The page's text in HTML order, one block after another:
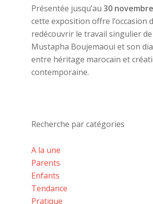
Présentée jusqu’au 30
cette exposition offre l’occasion
redécouvrir le travail singulier de
Mustapha Boujemaoui et son
entre héritage marocain et
contemporaine.
Recherche par catégories
A la une
Parents
Enfants
Tendance
Pratique